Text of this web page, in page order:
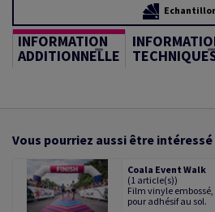
INFORMATION
ADDITIONNELLE
Vous pourriez aussi être intéressé
Coala Event Walk
(1 article(s))
Film vinyle
pour adhésif au sol.